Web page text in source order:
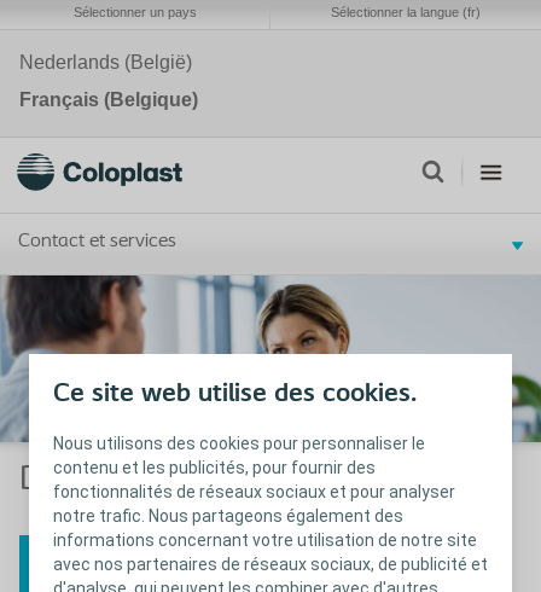
Ce site web utilise des cookies.
Nous utilisons des cookies pour personnaliser le
contenu et les publicités, pour fournir des
fonctionnalités de réseaux sociaux et pour analyser
notre trafic. Nous partageons également des
informations concernant votre utilisation de notre site
avec nos partenaires de réseaux sociaux, de publicité et
d'analyse, qui peuvent les combiner avec d'autres
Sélectionner un pays Sélectionner la langue (fr)
Nederlands (België)
Français (Belgique)
Contact et services
Documents pour distributeurs